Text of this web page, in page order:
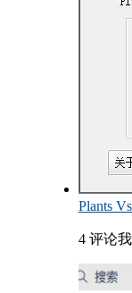
Plants
4 评论